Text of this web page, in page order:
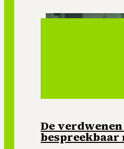
De
bespreekbaar